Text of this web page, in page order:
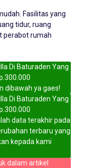
Fasilitas yang
tidur, ruang
perabot rumah
dibawah ya gaes!
data terakhir pada
terbaru yang
kepada kami
dalam artikel